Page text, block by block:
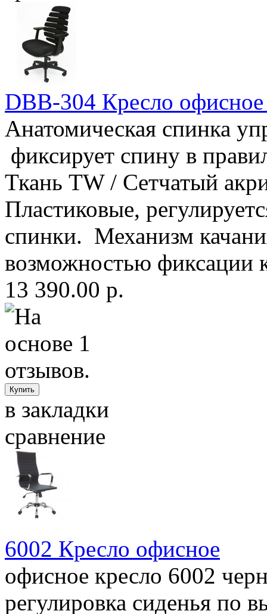
DBB-304 Кресло
Анатомическая спинка
фиксирует спину в
Ткань TW / Сетчатый
Пластиковые,
спинки. Механизм
возможностью фиксации
13 390.00 р.
в закладки
сравнение
6002 Кресло офисное
офисное кресло 6002
регулировка сиденья по